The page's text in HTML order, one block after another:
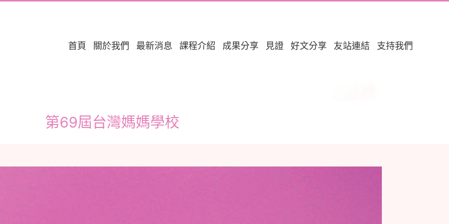
首頁
關於我們 最新消息 課程介紹 成果分享 見證 好文分享 友站連結 支持我們
第69屆台灣媽媽學校